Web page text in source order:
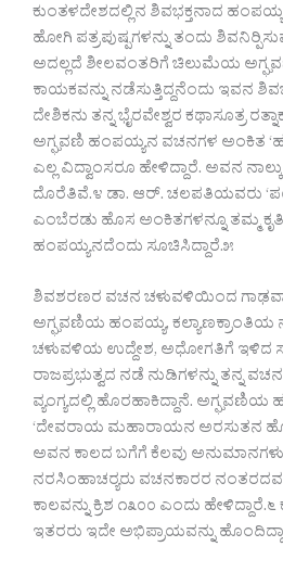
ಕುಂತಳದೇಶದಲ್ಲಿನ ಶಿವಭಕ್ತನಾದ
ಹೋಗಿ ಪತ್ರಪುಷ್ಪಗಳನ್ನು ತಂದು
ಅದಲ್ಲದೆ ಶೀಲವಂತರಿಗೆ ಚಿಲುಮೆಯ
ಕಾಯಕವನ್ನು ನಡೆಸುತ್ತಿದ್ದನೆಂದು ಇವನ
ದೇಶಿಕನು ತನ್ನ ಭೈರವೇಶ್ವರ ಕಥಾಸೂತ್ರ
ಅಗ್ಘವಣಿ ಹಂಪಯ್ಯನ ವಚನಗಳ ಅಂಕಿತ
ಎಲ್ಲ ವಿದ್ವಾಂಸರೂ ಹೇಳಿದ್ದಾರೆ. ಅವನ
ದೊರೆತಿವೆ.೪ ಡಾ. ಆರ್. ಚಲಪತಿಯವರು
ಎಂಬೆರಡು ಹೊಸ ಅಂಕಿತಗಳನ್ನೂ ತಮ್ಮ
ಹಂಪಯ್ಯನದೆಂದು ಸೂಚಿಸಿದ್ದಾರೆ.೫
ಶಿವಶರಣರ ವಚನ ಚಳುವಳಿಯಿಂದ
ಅಗ್ಘವಣಿಯ ಹಂಪಯ್ಯ, ಕಲ್ಯಾಣಕ್ರಾಂತಿಯ
ಚಳುವಳಿಯ ಉದ್ದೇಶ, ಅಧೋಗತಿಗೆ ಇಳಿದ
ರಾಜಪ್ರಭುತ್ವದ ನಡೆ ನುಡಿಗಳನ್ನು ತನ್ನ
ವ್ಯಂಗ್ಯದಲ್ಲಿ ಹೊರಹಾಕಿದ್ದಾನೆ.
‘ದೇವರಾಯ ಮಹಾರಾಯನ ಅರಸುತನ
ಅವನ ಕಾಲದ ಬಗೆಗೆ ಕೆಲವು
ನರಸಿಂಹಾಚರ‍್ಯರು ವಚನಕಾರರ
ಕಾಲವನ್ನು ಕ್ರಿಶ ೧೩೦೦ ಎಂದು
ಇತರರು ಇದೇ ಅಭಿಪ್ರಾಯವನ್ನು